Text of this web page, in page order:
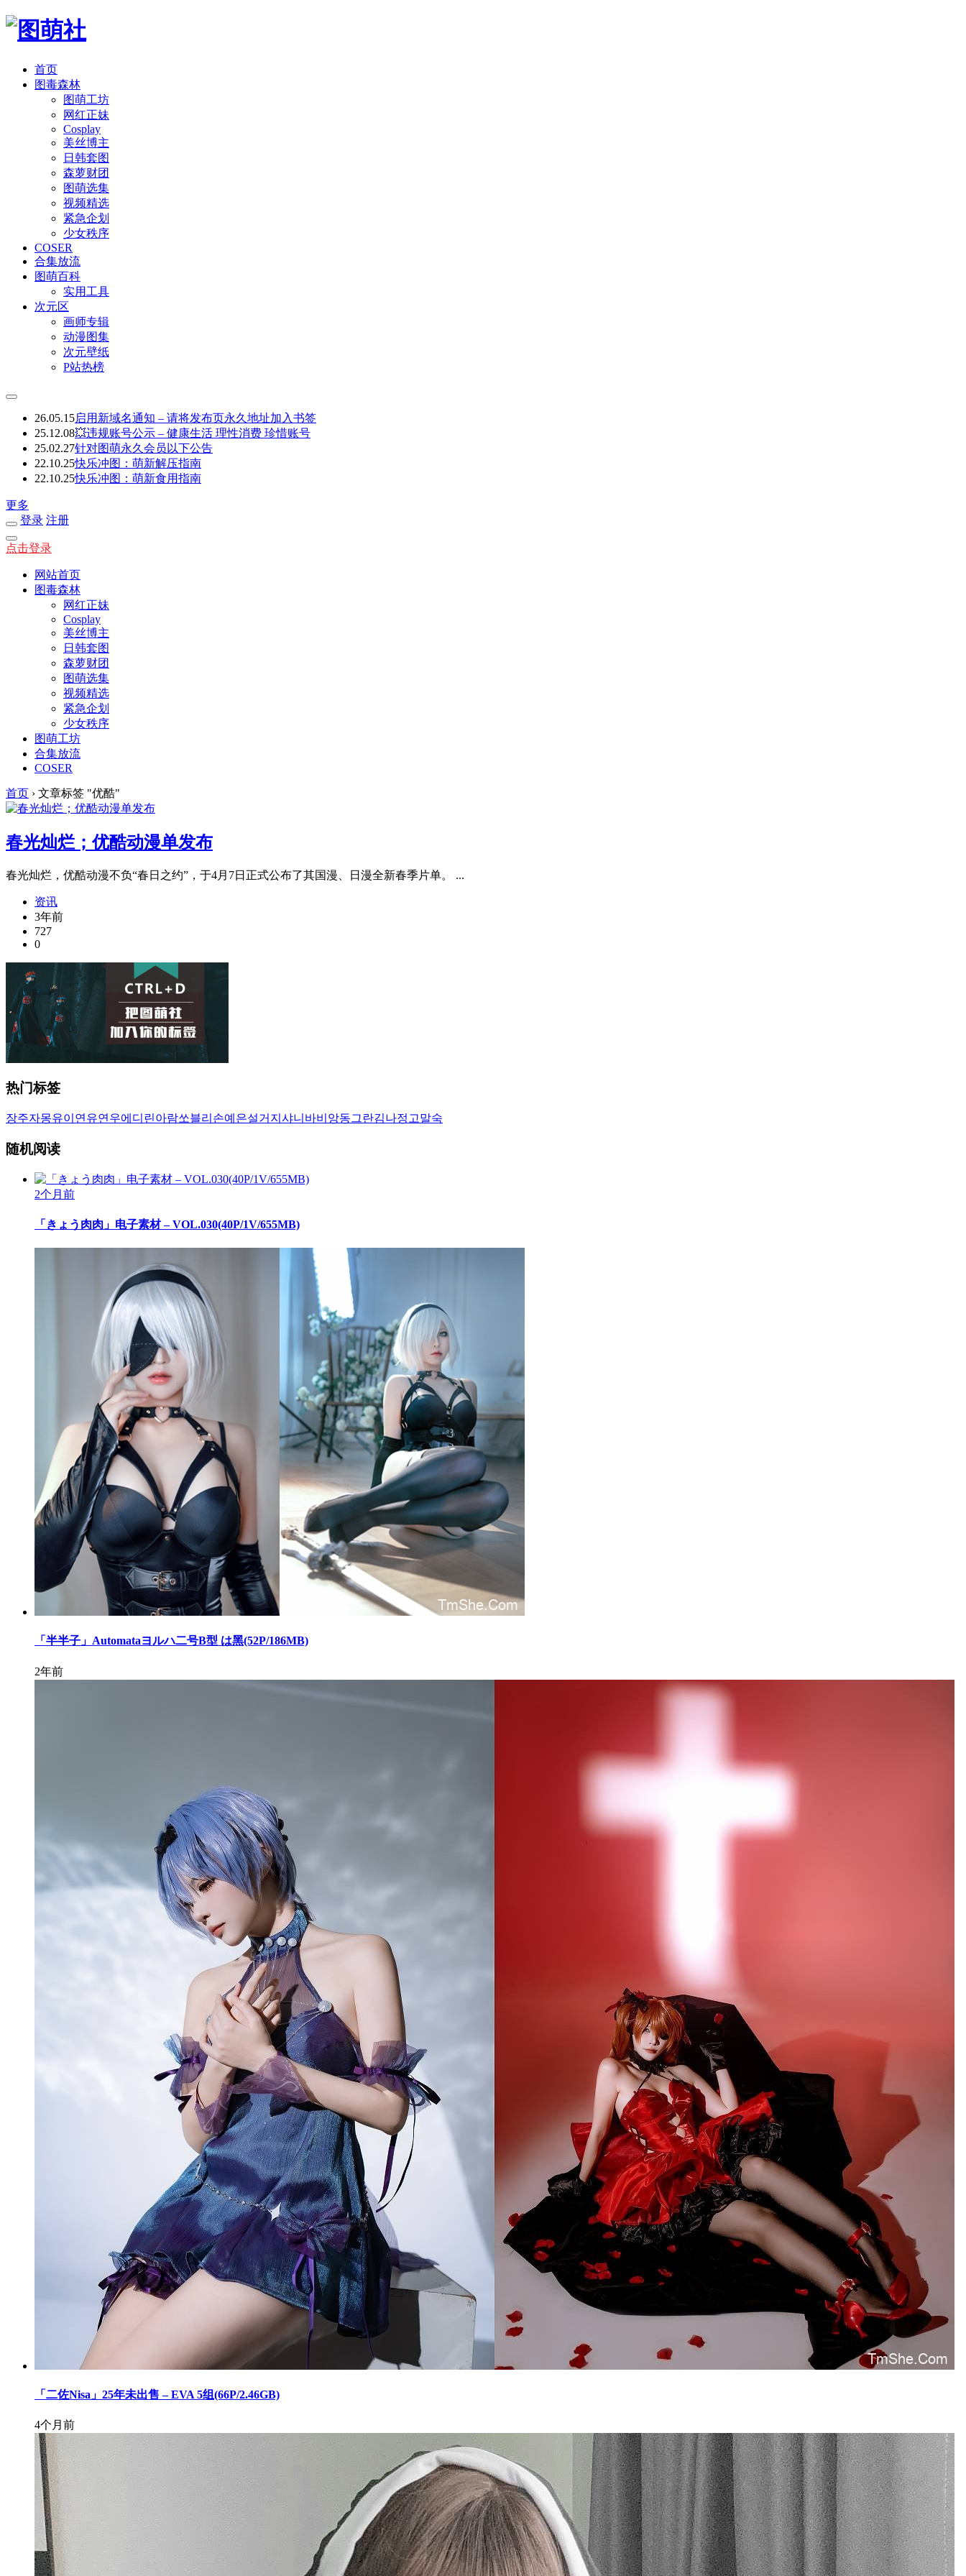
首页
图毒森林
图萌工坊
网红正妹
Cosplay
美丝博主
日韩套图
森萝财团
图萌选集
视频精选
紧急企划
少女秩序
COSER
合集放流
图萌百科
实用工具
次元区
画师专辑
动漫图集
次元壁纸
P站热榜
26.05.15启用新域名通知 – 请将发布页永久地址加入书签
25.12.08💥违规账号公示 – 健康生活 理性消费 珍惜账号
25.02.27针对图萌永久会员以下公告
22.10.25快乐冲图：萌新解压指南
22.10.25快乐冲图：萌新食用指南
更多
登录 注册
点击登录
网站首页
图毒森林
网红正妹
Cosplay
美丝博主
日韩套图
森萝财团
图萌选集
视频精选
紧急企划
少女秩序
图萌工坊
合集放流
COSER
首页 › 文章标签 "优酷"
春光灿烂；优酷动漫单发布
春光灿烂，优酷动漫不负“春日之约”，于4月7日正式公布了其国漫、日漫全新春季片单。 ...
资讯
3年前
727
0
热门标签
장주자몽유이 연유연우에디린아람쏘블리 손예은설거지 샤니 바비앙동그란김나정 고말숙
随机阅读
2个月前
「きょう肉肉」电子素材 – VOL.030(40P/1V/655MB)
「半半子」Automataヨルハ二号B型 は黑(52P/186MB)
2年前
「二佐Nisa」25年未出售 – EVA 5组(66P/2.46GB)
4个月前